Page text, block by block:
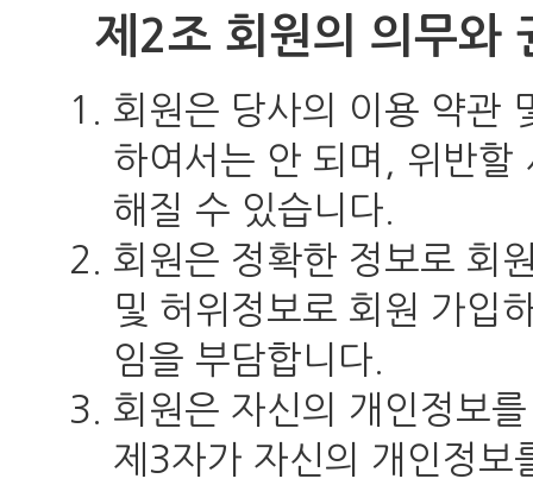
제2조 회원의 의무와
회원은 당사의 이용 약관
하여서는 안 되며, 위반할
해질 수 있습니다.
회원은 정확한 정보로 회
및 허위정보로 회원 가입
임을 부담합니다.
회원은 자신의 개인정보
제3자가 자신의 개인정보